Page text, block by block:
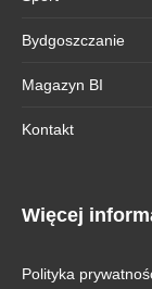
Bydgoszczanie
Magazyn BI
Kontakt
Więcej
Polityka